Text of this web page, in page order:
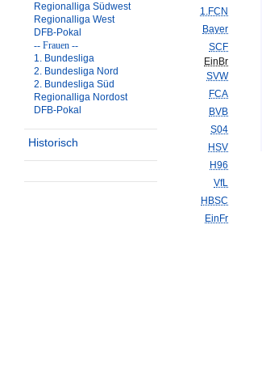
Regionalliga Südwest
Regionalliga West
DFB-Pokal
-- Frauen --
1. Bundesliga
2. Bundesliga Nord
2. Bundesliga Süd
Regionalliga Nordost
DFB-Pokal
Historisch
1.FCN
Bayer
SCF
EinBr
SVW
FCA
BVB
S04
HSV
H96
VfL
HBSC
EinFr